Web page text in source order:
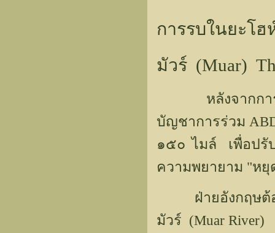
การรบในยะโ
มัวร์ (Muar)
หลังจากการป
บัญชาการร่วม
๑๕๐ ไมล์ เพื่อป
ความพยายาม "ห
ฝ่ายอังกฤษต้อง
มัวร์ (Muar